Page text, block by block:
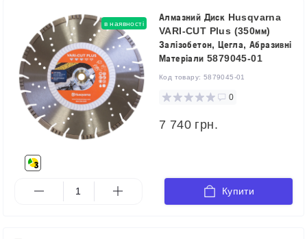
в наявності
Алмазний Диск Husqvarna
VARI-CUT Plus (350мм)
Залізобетон, Цегла, Абразивні
Матеріали 5879045-01
Код товару: 5879045-01
0
7 740 грн.
Купити